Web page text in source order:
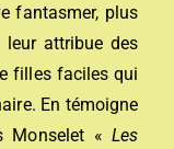
fantasmer, plus
leur attribue des
filles faciles qui
En témoigne
Monselet «Les